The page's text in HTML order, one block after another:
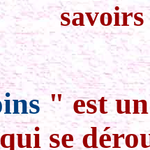
" est
qui se